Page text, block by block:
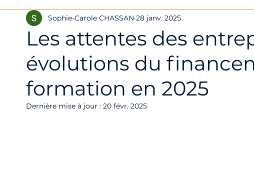
GEPP-gestion des emplois et PP Dispositifs de formation
Les attentes des
évolutions du
formation en 2025
Sophie-Carole CHASSAN 28 janv. 2025
Dernière mise à jour : 20 févr. 2025